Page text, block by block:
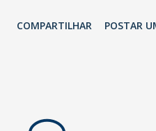
Tarifas de Energia. Apesar
COMPARTILHAR POSTAR